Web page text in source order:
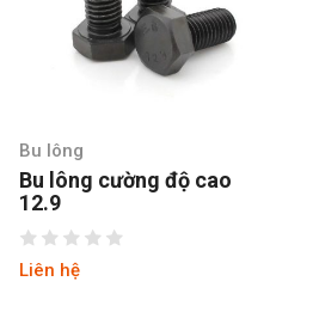
Bu lông
Bu lông cường độ cao
12.9
Liên hệ